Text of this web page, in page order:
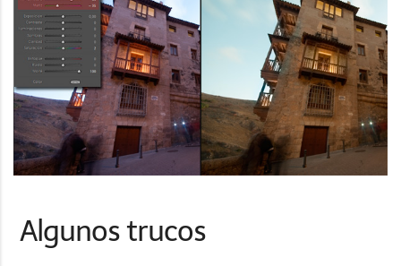
Algunos trucos